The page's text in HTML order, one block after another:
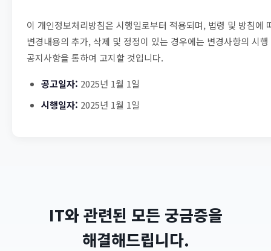
이 개인정보처리방침은 시행일로부터 적용되며, 법령 및 방침에
변경내용의 추가, 삭제 및 정정이 있는 경우에는 변경사항의 시
공지사항을 통하여 고지할 것입니다.
공고일자: 2025년 1월 1일
시행일자: 2025년 1월 1일
IT와 관련된 모든 궁금증을
해결해드립니다.